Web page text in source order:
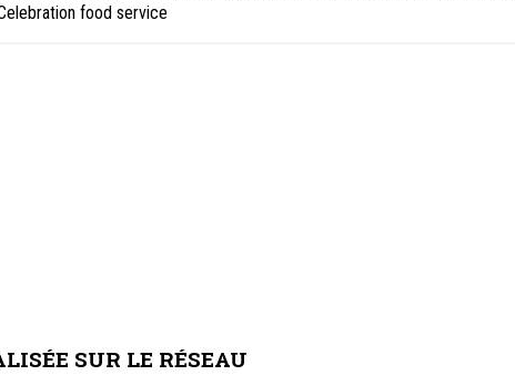
food service
SUR LE RÉSEAU